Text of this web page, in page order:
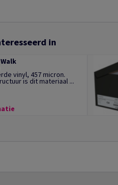
in
vinyl, 457 micron.
is dit materiaal ...